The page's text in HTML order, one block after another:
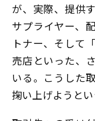
が、実際、提供
サプライヤー、
トナー、そして
売店といった、
いる。こうした
掬い上げようと